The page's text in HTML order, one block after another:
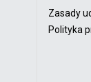
Zasady
Polityka